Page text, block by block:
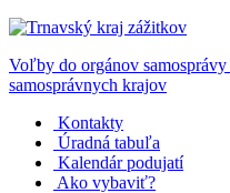
Voľby do orgánov
samosprávnych krajov
Kontakty
Úradná tabuľa
Kalendár podujatí
Ako vybaviť?